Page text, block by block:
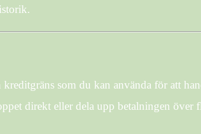
som du kan använda för att
direkt eller dela upp betalningen över